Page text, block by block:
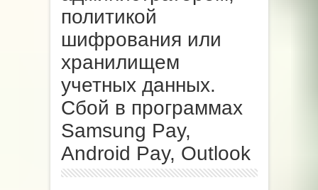
политикой
шифрования или
хранилищем
учетных данных.
Сбой в программах
Samsung Pay,
Android Pay, Outlook